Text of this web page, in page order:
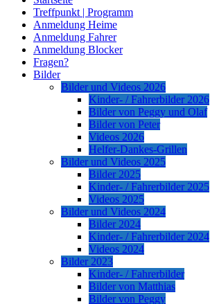
Treffpunkt | Programm
Anmeldung Heime
Anmeldung Fahrer
Anmeldung Blocker
Fragen?
Bilder
Bilder und Videos 2026
Kinder- / Fahrerbilder 2026
Bilder von Peggy und Olaf
Bilder von Peter
Videos 2026
Helfer-Dankes-Grillen
Bilder und Videos 2025
Bilder 2025
Kinder- / Fahrerbilder 2025
Videos 2025
Bilder und Videos 2024
Bilder 2024
Kinder- / Fahrerbilder 2024
Videos 2024
Bilder 2023
Kinder- / Fahrerbilder
Bilder von Matthias
Bilder von Peggy